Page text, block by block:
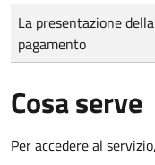
Tipo di pagamento
Importo
La presentazione
pagamento
Cosa serve
Per accedere al